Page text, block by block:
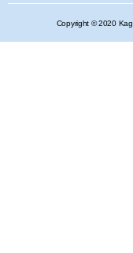
Copyright © 2020